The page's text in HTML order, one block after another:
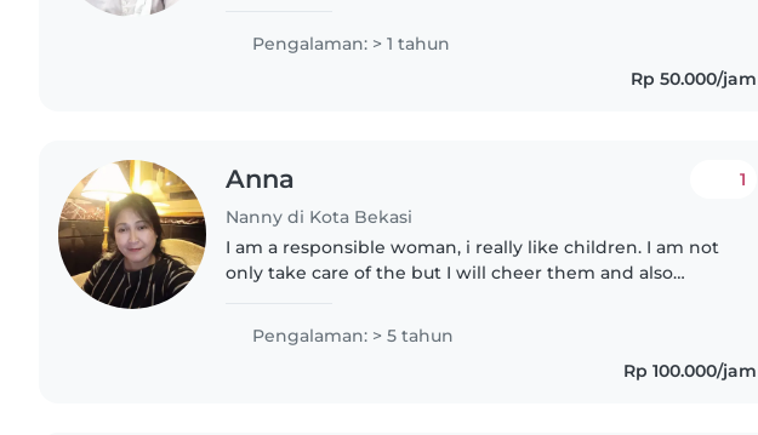
mereka belajar bahasa Inggris..
Pengalaman: > 1 tahun
Rp 50.000/jam
Anna
Nanny di Kota Bekasi
1
I am a responsible woman, i really like children. I am not
only take care of the but I will cheer them and also
care of you..
Pengalaman: > 5 tahun
Rp 100.000/jam